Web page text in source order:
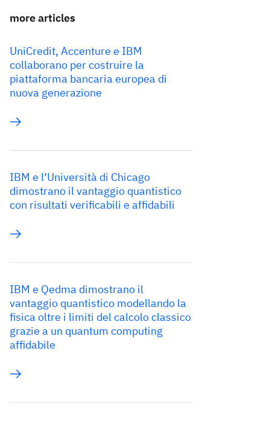
more articles
UniCredit, Accenture e IBM
collaborano per costruire la
piattaforma bancaria europea di
nuova generazione
IBM e l’Università di Chicago
dimostrano il vantaggio quantistico
con risultati verificabili e affidabili
IBM e Qedma dimostrano il
vantaggio quantistico modellando la
fisica oltre i limiti del calcolo classico
grazie a un quantum computing
affidabile